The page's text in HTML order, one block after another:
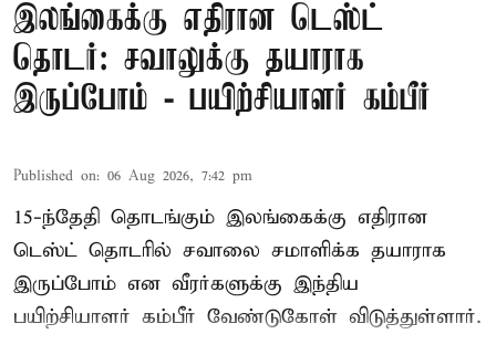
இலங்கைக்கு எதிரான டெஸ்ட்
தொடர்: சவாலுக்கு தயாராக
இருப்போம் - பயிற்சியாளர் கம்பீர்
Published on: 06 Aug 2026, 7:42 pm
15-ந்தேதி தொடங்கும் இலங்கைக்கு எதிரான
டெஸ்ட் தொடரில் சவாலை சமாளிக்க தயாராக
இருப்போம் என வீரர்களுக்கு இந்திய
பயிற்சியாளர் கம்பீர் வேண்டுகோள் விடுத்துள்ளார்.